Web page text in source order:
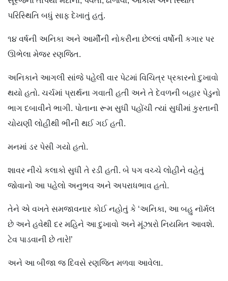
પરિસ્થિતિ બધું સાફ દેખાતું હતું.
૧૪ વર્ષની અનિકા અને આર્મીની નોકરીના છેલ્લાં વર્ષોની કગાર પર
ઊભેલા મેજર રણજિત.
અનિકાને આગલી સાંજે પહેલી વાર પેટમાં વિચિત્ર પ્રકારનો દુખાવો
થયો હતો. ચર્ચમાં પ્રાર્થના ગવાતી હતી અને તે દેવળની બહાર પેડુનો
ભાગ દબાવીને ભાગી. પોતાના રૂમ સુધી પહોંચી ત્યાં સુધીમાં કુરતાની
ચોયણી લોહીથી ભીની થઈ ગઈ હતી.
મનમાં ડર પેસી ગયો હતો.
શાવર નીચે કલાકો સુધી તે રડી હતી. બે પગ વચ્ચે લોહીને વહેતું
જોવાનો આ પહેલો અનુભવ અને અપરાધભાવ હતો.
તેને એ વખતે સમજાવનાર કોઈ નહોતું કે ‘અનિકા, આ બહુ નૉર્મલ
છે અને હવેથી દર મહિને આ દુખાવો અને મૂંઝારો નિયમિત આવશે.
ટેવ પાડવાની છે તારે!’
અને આ બીજા જ દિવસે રણજિત મળવા આવેલા.